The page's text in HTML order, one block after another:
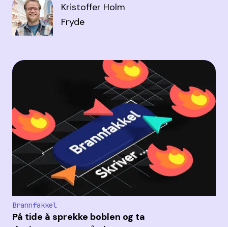
Kristoffer Holm
Fryde
Brannfakkel
På tide å sprekke boblen og ta